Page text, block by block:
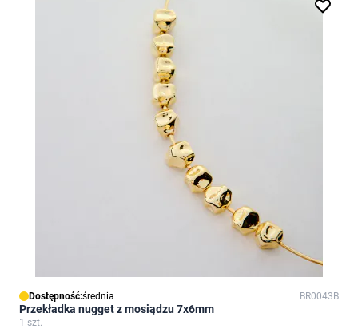
Dostępność:średnia BR0043B
Przekładka nugget z mosiądzu 7x6mm
1 szt.